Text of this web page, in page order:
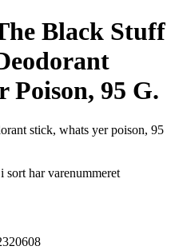
Black Stuff
Poison, 95 G.
stick, whats yer poison, 95
har varenummeret